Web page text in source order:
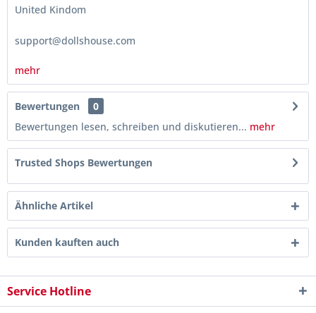
United Kindom
support@dollshouse.com
mehr
Bewertungen
0
Bewertungen lesen, schreiben und diskutieren... mehr
Trusted Shops Bewertungen
Ähnliche Artikel
Kunden kauften auch
Service Hotline